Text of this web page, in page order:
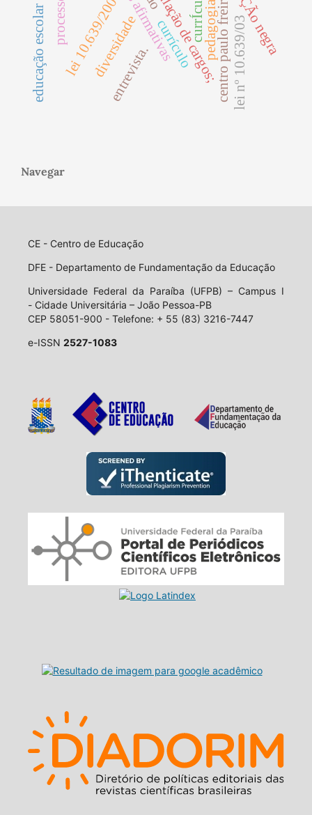
centro paulo freire
currÍculo
lei 10.639/2003entrevista.
diversidade pedagogia
currículo lei nº 10.639/03
Navegar
CE - Centro de Educação
DFE - Departamento de Fundamentação da Educação
Universidade Federal da Paraíba (UFPB) – Campus I
- Cidade Universitária – João Pessoa-PB
CEP 58051-900 - Telefone: + 55 (83) 3216-7447
e-ISSN 2527-1083